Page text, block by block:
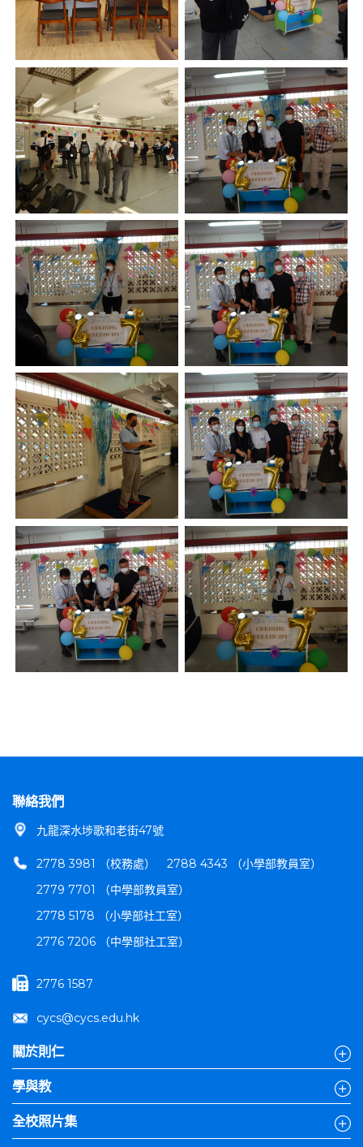
聯絡我們
九龍深水埗歌和老街47號
2778 3981 （校務處）
2788 4343 （小學部教員室）
2779 7701 （中學部教員室）
2778 5178 （小學部社工室）
2776 7206 （中學部社工室）
2776 1587
cycs@cycs.edu.hk
關於則仁
學與教
全校照片集